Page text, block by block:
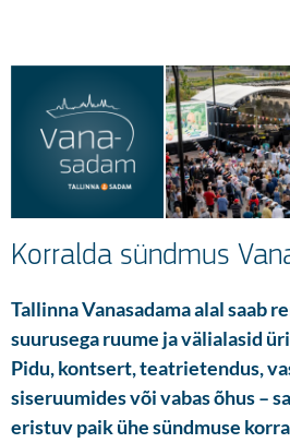
Korralda sündmus
Tallinna Vanasadama alal saab
suurusega ruume ja välialasid
Pidu, kontsert, teatrietendus,
siseruumides või vabas õhus –
eristuv paik ühe sündmuse